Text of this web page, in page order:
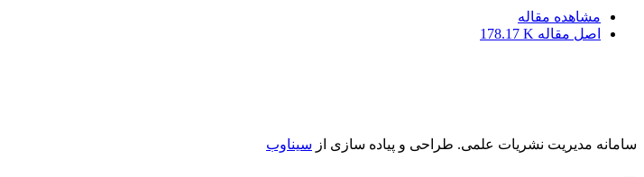
مشاهده مقاله
اصل مقاله 178.17 K
سامانه مدیریت نشریات علمی. طراحی و پیاده سازی از سیناوب